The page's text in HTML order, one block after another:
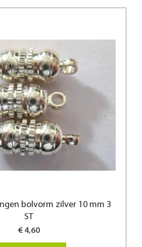
bolvorm zilver 10 mm 3
ST
€ 4,60